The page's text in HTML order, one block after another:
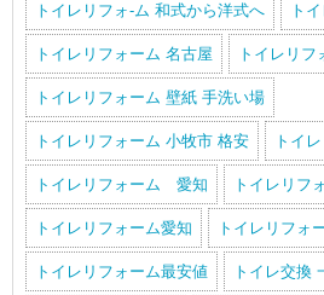
トイレリフォ-ム 和式から洋式へ ト
トイレリフォーム 名古屋 トイレリ
トイレリフォーム 壁紙 手洗い場
トイレリフォーム 小牧市 格安 トイ
トイレリフォーム 愛知 トイレリフ
トイレリフォーム愛知 トイレリフォ
トイレリフォーム最安値 トイレ交換